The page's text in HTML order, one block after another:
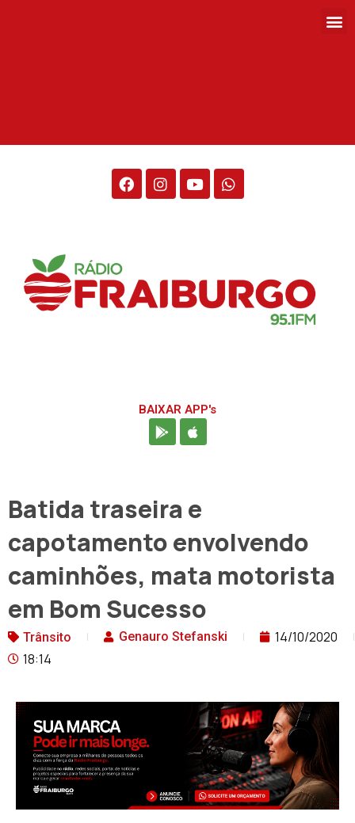
BAIXAR APP's
Batida traseira e
capotamento envolvendo
caminhões, mata motorista
em Bom Sucesso
Trânsito Genauro Stefanski
14/10/2020
18:14